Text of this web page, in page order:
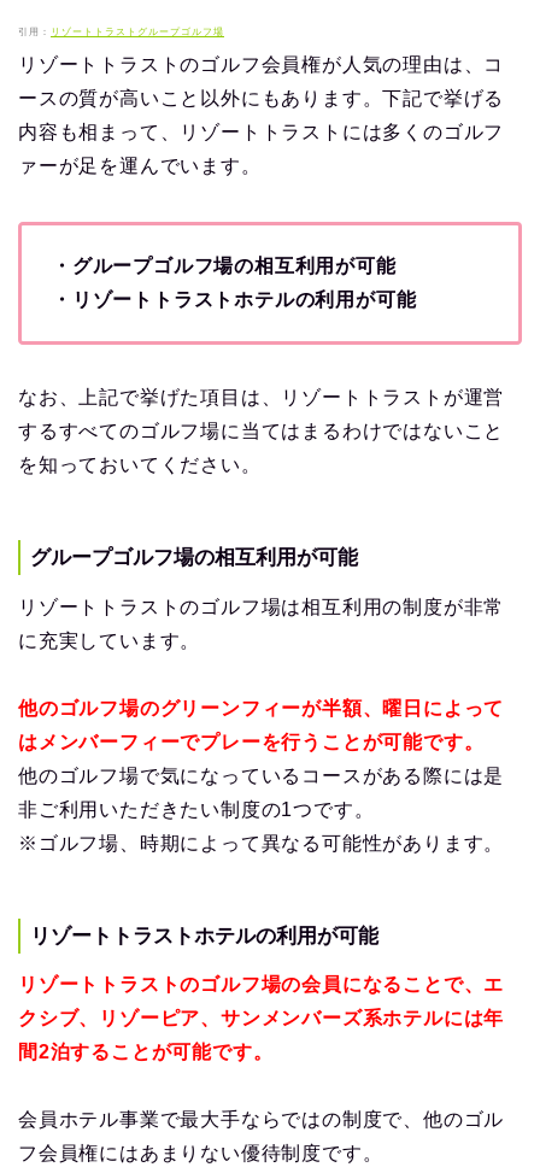
引用： リゾートトラストグループゴルフ場
リゾートトラストのゴルフ会員権が人気の理由は、コ
ースの質が高いこと以外にもあります。下記で挙げる
内容も相まって、リゾートトラストには多くのゴルフ
ァーが足を運んでいます。
・グループゴルフ場の相互利用が可能
・リゾートトラストホテルの利用が可能
なお、上記で挙げた項目は、リゾートトラストが運営
するすべてのゴルフ場に当てはまるわけではないこと
を知っておいてください。
グループゴルフ場の相互利用が可能
リゾートトラストのゴルフ場は相互利用の制度が非常
に充実しています。
他のゴルフ場のグリーンフィーが半額、曜日によって
はメンバーフィーでプレーを行うことが可能です。
他のゴルフ場で気になっているコースがある際には是
非ご利用いただきたい制度の1つです。
※ゴルフ場、時期によって異なる可能性があります。
リゾートトラストホテルの利用が可能
リゾートトラストのゴルフ場の会員になることで、エ
クシブ、リゾーピア、サンメンバーズ系ホテルには年
間2泊することが可能です。
会員ホテル事業で最大手ならではの制度で、他のゴル
フ会員権にはあまりない優待制度です。